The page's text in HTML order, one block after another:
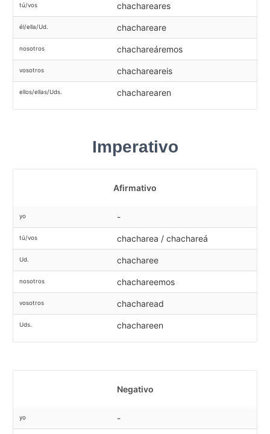
tú/vos chachareares
él/ella/Ud. chachareare
nosotros chachareáremos
vosotros chachareareis
ellos/ellas/Uds. chacharearen
Imperativo
Afirmativo
yo -
tú/vos chacharea / chachareá
Ud. chacharee
nosotros chachareemos
vosotros chacharead
Uds. chachareen
Negativo
yo -